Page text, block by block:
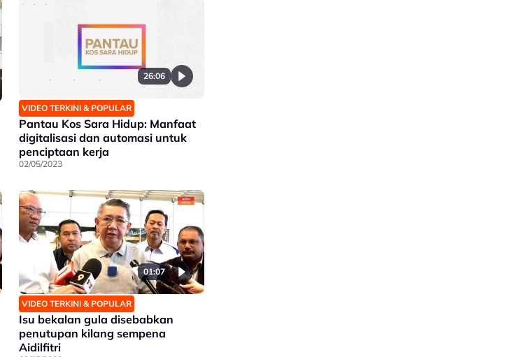
26:06
VIDEO TERKINI & POPULAR
Pantau Kos Sara Hidup: Manfaat
digitalisasi dan automasi untuk
penciptaan kerja
02/05/2023
01:07
VIDEO TERKINI & POPULAR
Isu bekalan gula disebabkan
penutupan kilang sempena
Aidilfitri